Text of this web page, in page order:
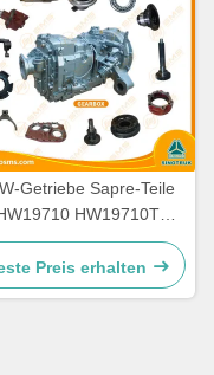
Getriebe Sapre-Teile
HW19710T
Sinotruk Howo
Preis erhalten